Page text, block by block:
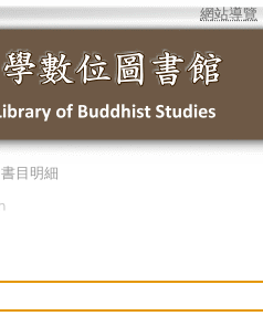
網站導覽
書目明細